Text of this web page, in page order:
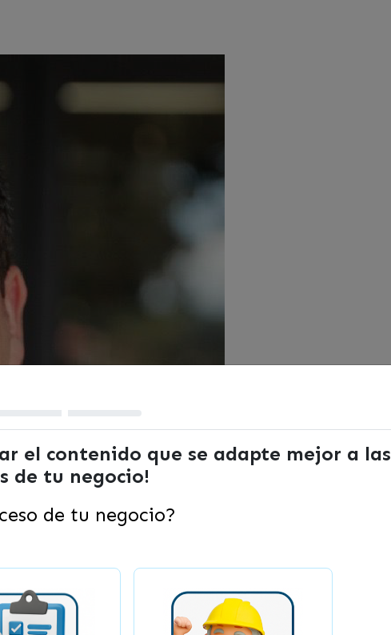
el contenido que se adapte mejor a las
de tu negocio!
de tu negocio?